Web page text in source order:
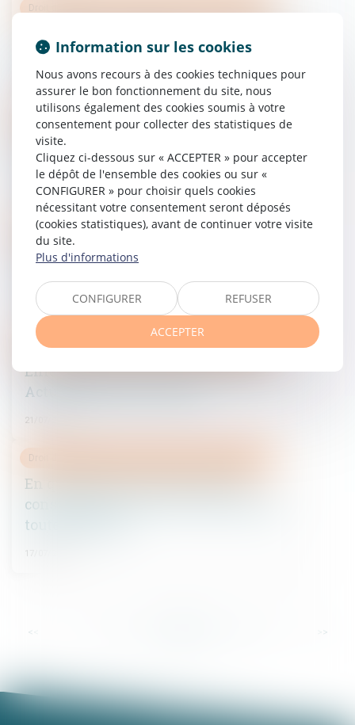
de séparation des biens
Droit de la famille, des personnes et de leur patrimoine
Justice / Vos droits et démarches /
Divorce : Séparation de corps
29/07/2015
Droit de la famille, des personnes et de leur patrimoine
Précisions du Juge en matière de
#tutelle et de curatelle
23/07/2015
Droit de la famille, des personnes et de leur patrimoine
Enlèvement international d'enfant -
Actualités du Droit- Lamy
21/07/2015
Droit de la famille, des personnes et de leur patrimoine
En quarante ans, le #divorce par
consentement mutuel n'a pas conquis
toute la France
17/07/2015
<< >>
Information sur les cookies
Nous avons recours à des cookies techniques pour
assurer le bon fonctionnement du site, nous
utilisons également des cookies soumis à votre
consentement pour collecter des statistiques de
visite.
Cliquez ci-dessous sur « ACCEPTER » pour accepter
le dépôt de l'ensemble des cookies ou sur «
CONFIGURER » pour choisir quels cookies
nécessitant votre consentement seront déposés
(cookies statistiques), avant de continuer votre visite
du site.
Plus d'informations
CONFIGURER REFUSER
ACCEPTER